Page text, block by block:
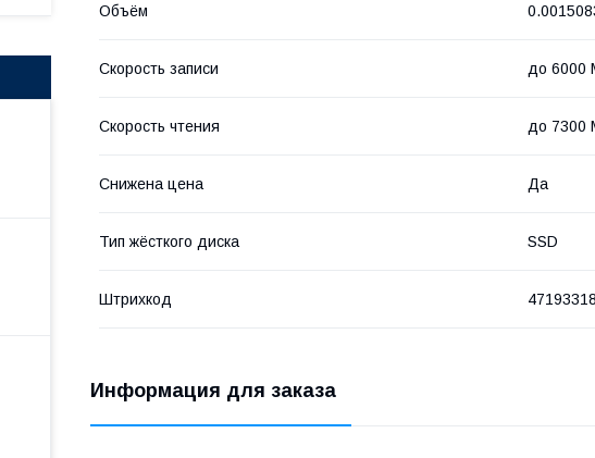
Объём
Скорость записи до 6000
Скорость чтения до 7300
Снижена цена Да
Тип жёсткого диска SSD
Штрихкод
Информация для заказа